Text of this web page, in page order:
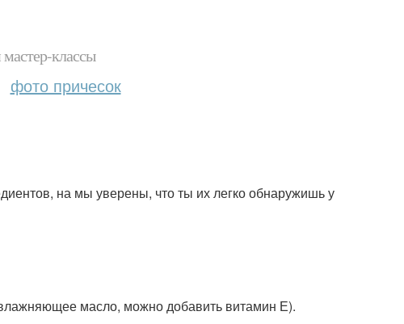
классы
фото причесок
на мы уверены, что ты их легко обнаружишь у
масло, можно добавить витамин Е).